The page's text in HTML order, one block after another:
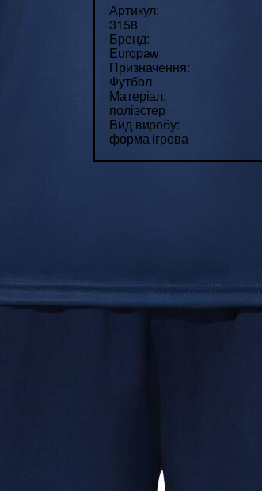
Артикул:
3158
Бренд:
Europaw
Призначення:
Футбол
Матеріал:
поліэстер
Вид виробу:
форма ігрова